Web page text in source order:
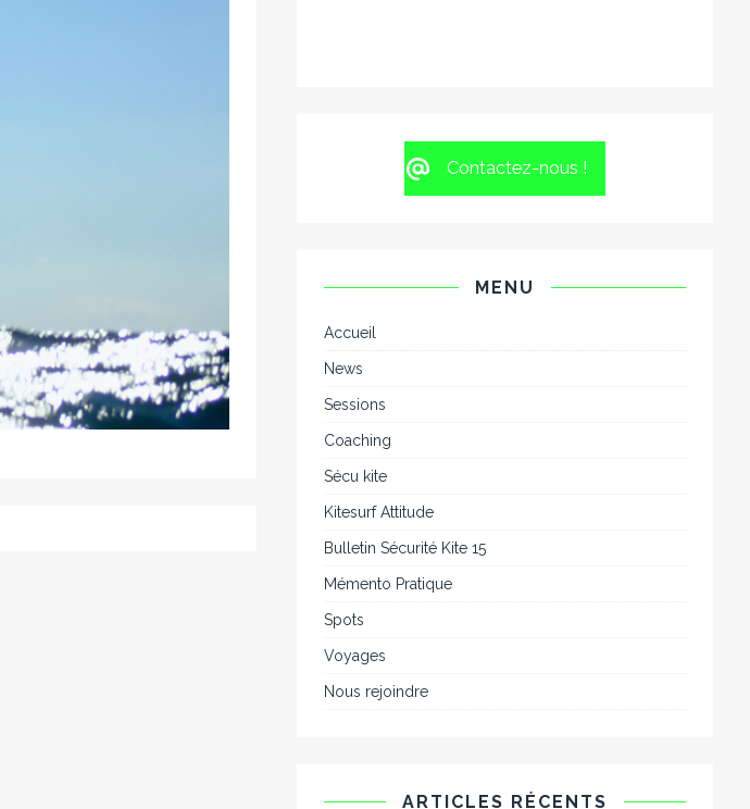
Contactez-nous !
MENU
Accueil
News
Sessions
Coaching
Sécu kite
Kitesurf Attitude
Bulletin Sécurité Kite 15
Mémento Pratique
Spots
Voyages
Nous rejoindre
ARTICLES RÉCENTS